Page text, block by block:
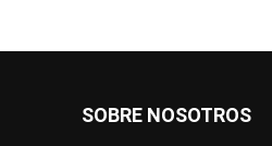
SOBRE NOSOTROS